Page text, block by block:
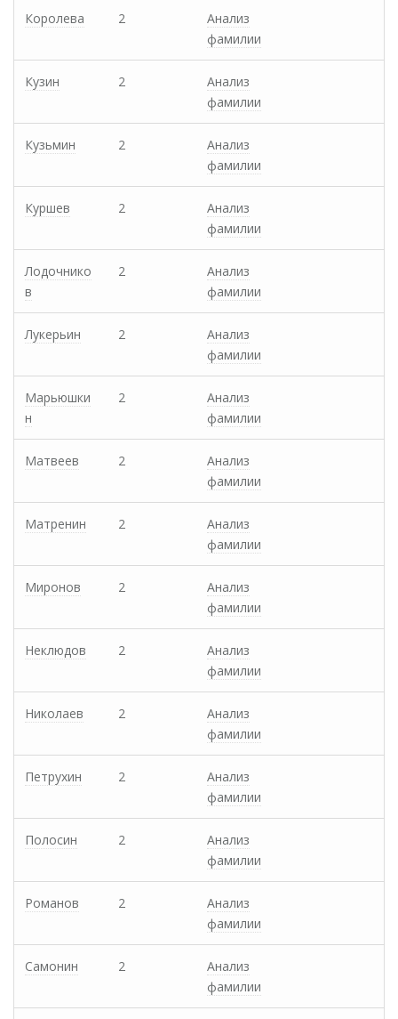
Королева 2
Анализ
фамилии
Кузин 2
Анализ
фамилии
Кузьмин 2
Анализ
фамилии
Куршев 2
Анализ
фамилии
Лодочнико
в
2
Анализ
фамилии
Лукерьин 2
Анализ
фамилии
Марьюшки
н
2
Анализ
фамилии
Матвеев 2
Анализ
фамилии
Матренин 2
Анализ
фамилии
Миронов 2
Анализ
фамилии
Неклюдов 2
Анализ
фамилии
Николаев 2
Анализ
фамилии
Петрухин 2
Анализ
фамилии
Полосин 2
Анализ
фамилии
Романов 2
Анализ
фамилии
Самонин 2
Анализ
фамилии